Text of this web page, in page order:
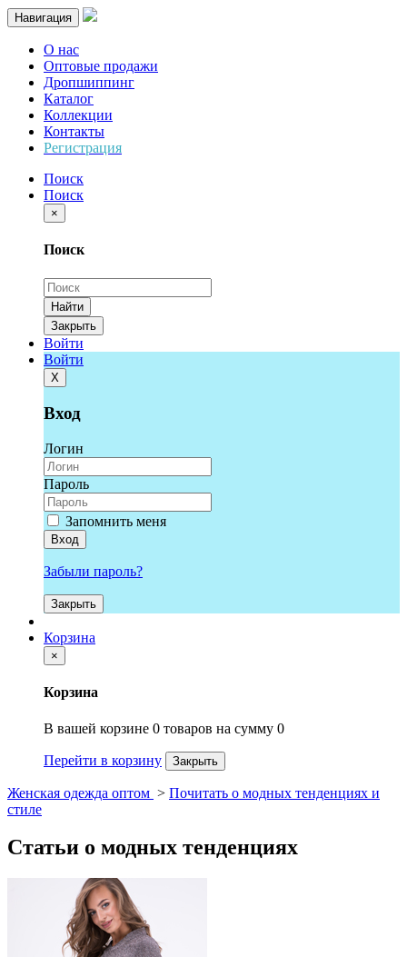
Навигация
О нас
Оптовые продажи
Дропшиппинг
Каталог
Коллекции
Контакты
Регистрация
Поиск
Поиск
×
Поиск
Найти
Закрыть
Войти
Войти
Х
Вход
Логин
Пароль
Запомнить меня
Вход
Забыли пароль?
Закрыть
Корзина
×
Корзина
В вашей корзине 0 товаров на сумму 0
Перейти в корзину Закрыть
Женская одежда оптом > Почитать о модных тенденциях и
стиле
Статьи о модных тенденциях